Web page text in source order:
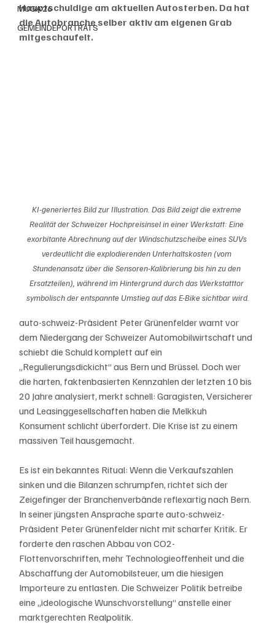
MUGA'26
GEMEINDEPORTRÄTS
Hauptschuldige am aktuellen Autosterben. Da hat
die Autobranche selber aktiv am eigenen Grab
mitgeschaufelt.
KI-generiertes Bild zur Illustration. Das Bild zeigt die extreme
Realität der Schweizer Hochpreisinsel in einer Werkstatt: Eine
exorbitante Abrechnung auf der Windschutzscheibe eines SUVs
verdeutlicht die explodierenden Unterhaltskosten (vom
Stundenansatz über die Sensoren-Kalibrierung bis hin zu den
Ersatzteilen), während im Hintergrund durch das Werkstatttor
symbolisch der entspannte Umstieg auf das E-Bike sichtbar wird.
auto-schweiz-Präsident Peter Grünenfelder warnt vor
dem Niedergang der Schweizer Automobilwirtschaft und
schiebt die Schuld komplett auf ein
„Regulierungsdickicht“ aus Bern und Brüssel. Doch wer
die harten, faktenbasierten Kennzahlen der letzten 10 bis
20 Jahre analysiert, merkt schnell: Garagisten, Versicherer
und Leasinggesellschaften haben die Melkkuh
Konsument schlicht überfordert. Die Krise ist zu einem
massiven Teil hausgemacht.
Es ist ein bekanntes Ritual: Wenn die Verkaufszahlen
sinken und die Bilanzen schrumpfen, richtet sich der
Zeigefinger der Branchenverbände reflexartig nach Bern.
In seiner jüngsten Ansprache sparte auto-schweiz-
Präsident Peter Grünenfelder nicht mit scharfer Kritik. Er
forderte den raschen Abbau von CO2-
Flottenvorschriften, mehr Technologieoffenheit und die
Abschaffung der Automobilsteuer, um die hiesigen
Importeure zu entlasten. Die Schweizer Politik betreibe
eine „ideologische Wunschvorstellung“ anstelle einer
marktgerechten Realpolitik.